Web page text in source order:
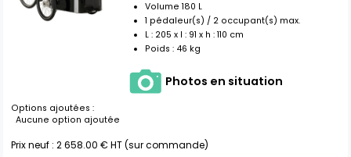
Volume180 L
1 pédaleur(s) / 2 occupant(s) max.
L : 205 x l : 91 x h :110 cm
Poids : 46 kg
Photos en situation
Options ajoutées :
Aucune option ajoutée
Prix neuf :2 658.00 € HT (sur commande)